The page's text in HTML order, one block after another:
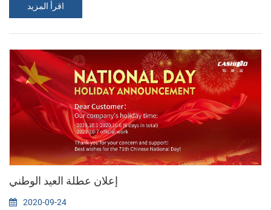
أوامر، ولكن لن تتم معالجتها حتى 8 فبراير، أول يوم عمل بعد مهرجان
الربيع. آسف لأي إزعاج تسبب. إذا كان هناك أي شيء ملح، يرجى الاتصال
ب: فني ليو البريد الإلكتروني: sales09@csntek.com. Mobile: 86-1539...
اقرأ المزيد
إعلان عطلة العيد الوطني
2020-09-24